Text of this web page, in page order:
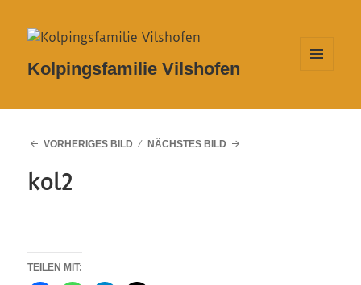
Kolpingsfamilie Vilshofen
VORHERIGES BILD NÄCHSTES BILD
kol2
TEILEN MIT: